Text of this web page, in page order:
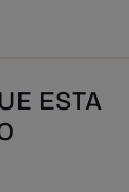
ESTA